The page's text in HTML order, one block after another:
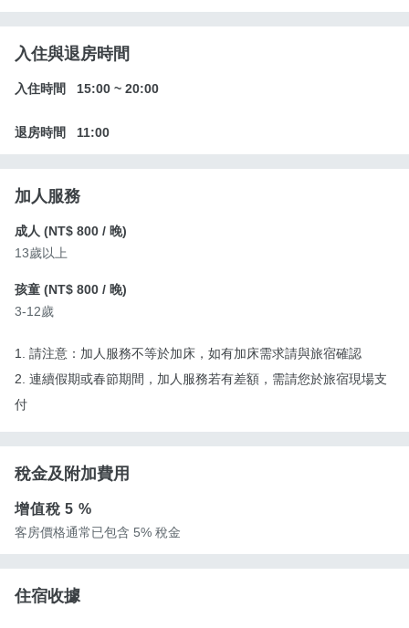
入住與退房時間
入住時間 15:00 ~ 20:00
退房時間 11:00
加人服務
成人 (NT$ 800 / 晚)
13歲以上
孩童 (NT$ 800 / 晚)
3-12歲
1. 請注意：加人服務不等於加床，如有加床需求請與旅宿確認
2. 連續假期或春節期間，加人服務若有差額，需請您於旅宿現場支
付
稅金及附加費用
增值稅5 %
客房價格通常已包含 5% 稅金
住宿收據